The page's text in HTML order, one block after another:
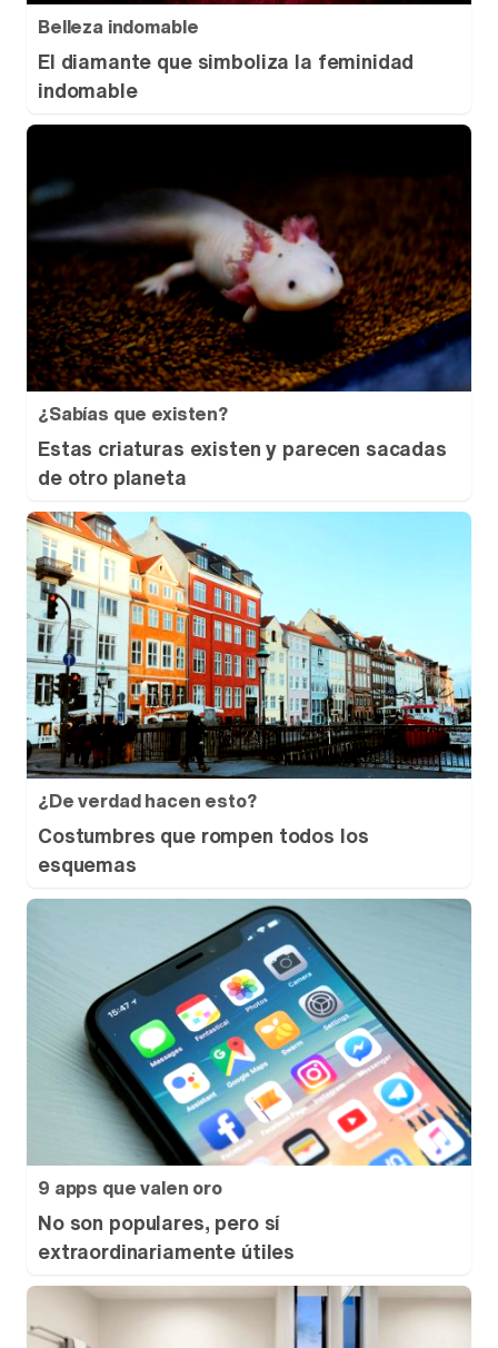
Belleza indomable
El diamante que simboliza la feminidad
indomable
¿Sabías que existen?
Estas criaturas existen y parecen sacadas
de otro planeta
¿De verdad hacen esto?
Costumbres que rompen todos los
esquemas
9 apps que valen oro
No son populares, pero sí
extraordinariamente útiles